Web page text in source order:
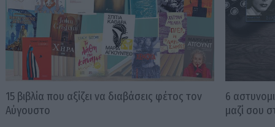
15 βιβλία που αξίζει να διαβάσεις φέτος τον
Αύγουστο
6
μαζί σου